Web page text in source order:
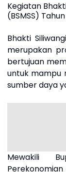
Kegiatan
(BSMSS)
Bhakti
merupakan
bertujuan
untuk mampu
sumber daya
Mewakili